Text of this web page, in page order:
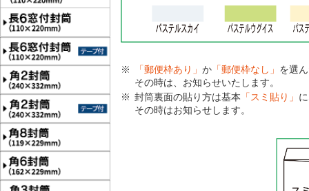
「郵便枠あり」 か 「郵便枠なし」 を選
その時は、お知らせいたします。
封筒裏面の貼り方は基本 「スミ貼り」
その時はお知らせします。